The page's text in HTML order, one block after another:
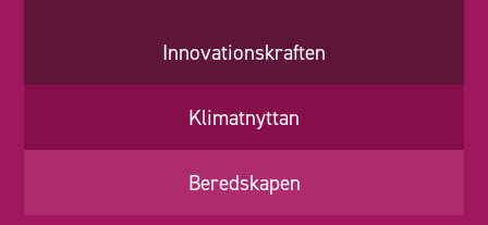
Innovationskraften
Klimatnyttan
Beredskapen